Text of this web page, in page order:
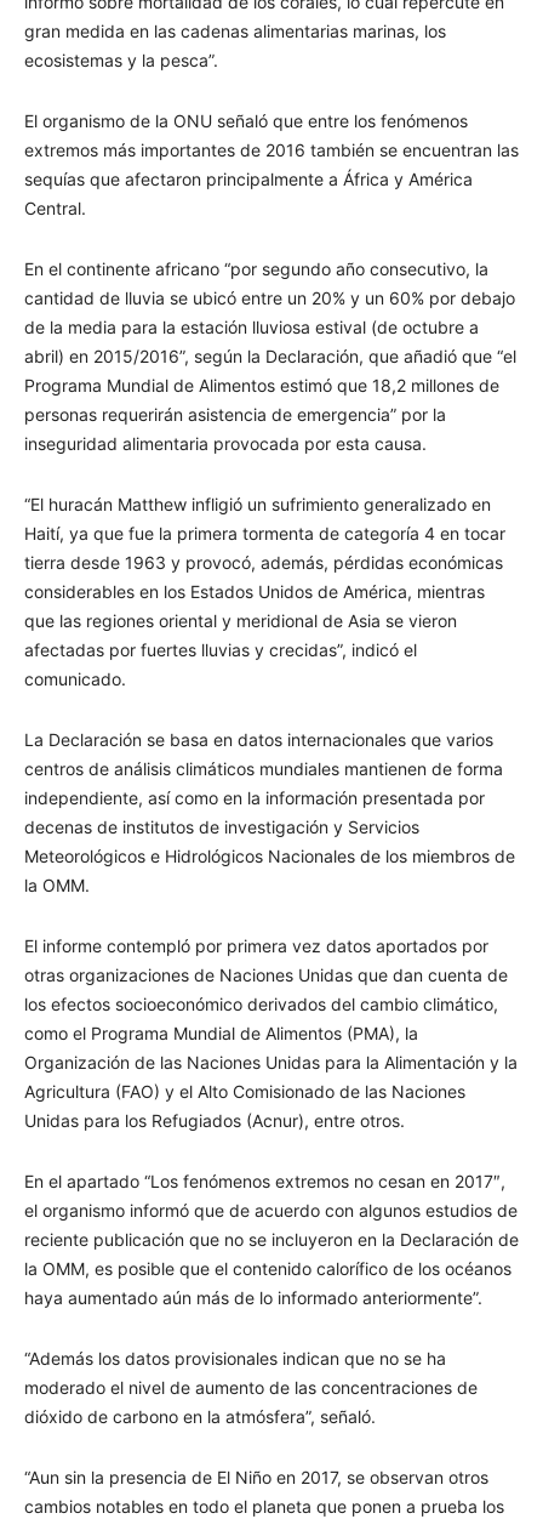
gran medida en las cadenas alimentarias marinas, los
ecosistemas y la pesca”.
El organismo de la ONU señaló que entre los fenómenos
extremos más importantes de 2016 también se encuentran las
sequías que afectaron principalmente a África y América
Central.
En el continente africano “por segundo año consecutivo, la
cantidad de lluvia se ubicó entre un 20% y un 60% por debajo
de la media para la estación lluviosa estival (de octubre a
abril) en 2015/2016”, según la Declaración, que añadió que “el
Programa Mundial de Alimentos estimó que 18,2 millones de
personas requerirán asistencia de emergencia” por la
inseguridad alimentaria provocada por esta causa.
“El huracán Matthew infligió un sufrimiento generalizado en
Haití­, ya que fue la primera tormenta de categorí­a 4 en tocar
tierra desde 1963 y provocó, además, pérdidas económicas
considerables en los Estados Unidos de América, mientras
que las regiones oriental y meridional de Asia se vieron
afectadas por fuertes lluvias y crecidas”, indicó el
comunicado.
La Declaración se basa en datos internacionales que varios
centros de análisis climáticos mundiales mantienen de forma
independiente, así­ como en la información presentada por
decenas de institutos de investigación y Servicios
Meteorológicos e Hidrológicos Nacionales de los miembros de
la OMM.
El informe contempló por primera vez datos aportados por
otras organizaciones de Naciones Unidas que dan cuenta de
los efectos socioeconómico derivados del cambio climático,
como el Programa Mundial de Alimentos (PMA), la
Organización de las Naciones Unidas para la Alimentación y la
Agricultura (FAO) y el Alto Comisionado de las Naciones
Unidas para los Refugiados (Acnur), entre otros.
En el apartado “Los fenómenos extremos no cesan en 2017″,
el organismo informó que de acuerdo con algunos estudios de
reciente publicación que no se incluyeron en la Declaración de
la OMM, es posible que el contenido calorífico de los océanos
haya aumentado aún más de lo informado anteriormente”.
“Además los datos provisionales indican que no se ha
moderado el nivel de aumento de las concentraciones de
dióxido de carbono en la atmósfera”, señaló.
“Aun sin la presencia de El Niño en 2017, se observan otros
cambios notables en todo el planeta que ponen a prueba los